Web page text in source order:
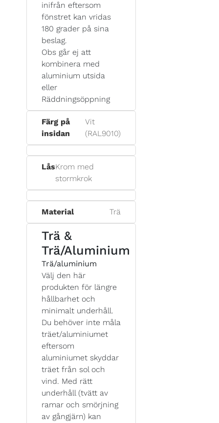
inifrån eftersom
fönstret kan vridas
180 grader på sina
beslag.
Obs går ej att
kombinera med
aluminium utsida
eller
Räddningsöppning
Färg på
insidan
Vit
(RAL9010)
LåsKrom med
stormkrok
Material Trä
Trä &
Trä/Aluminium
Trä/aluminium
Välj den här
produkten för längre
hållbarhet och
minimalt underhåll.
Du behöver inte måla
träet/aluminiumet
eftersom
aluminiumet skyddar
träet från sol och
vind. Med rätt
underhåll (tvätt av
ramar och smörjning
av gångjärn) kan